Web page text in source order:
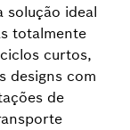
solução ideal
totalmente
curtos,
designs com
de